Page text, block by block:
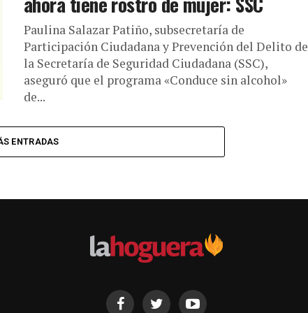
Paulina Salazar Patiño, subsecretaría de
Participación Ciudadana y Prevención del Delito de
la Secretaría de Seguridad Ciudadana (SSC),
aseguró que el programa «Conduce sin alcohol»
de...
ENTRADAS